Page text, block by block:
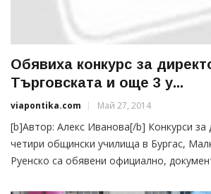
Обявиха конкурс за
Търговската и още 3 у...
viapontika.com Май 27, 2014
[b]Автор: Алекс Иванова[/b] Конкурси за
четири общински училища в Бургас,
Руенско са обявени официално,